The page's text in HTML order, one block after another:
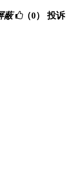
蔽 （0） 投诉